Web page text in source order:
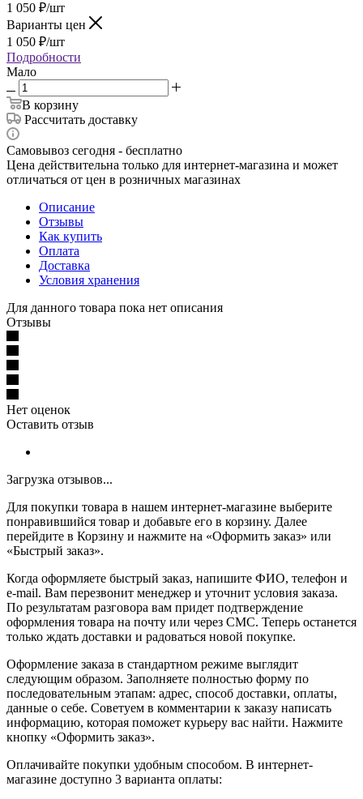
1 050 ₽/шт
Варианты цен
1 050 ₽/шт
Подробности
Мало
В корзину
Рассчитать доставку
Самовывоз сегодня - бесплатно
Цена действительна только для интернет-магазина и может
отличаться от цен в розничных магазинах
Описание
Отзывы
Как купить
Оплата
Доставка
Условия хранения
Для данного товара пока нет описания
Отзывы
Нет оценок
Оставить отзыв
Загрузка отзывов...
Для покупки товара в нашем интернет-магазине выберите
понравившийся товар и добавьте его в корзину. Далее
перейдите в Корзину и нажмите на «Оформить заказ» или
«Быстрый заказ».
Когда оформляете быстрый заказ, напишите ФИО, телефон и
e-mail. Вам перезвонит менеджер и уточнит условия заказа.
По результатам разговора вам придет подтверждение
оформления товара на почту или через СМС. Теперь останется
только ждать доставки и радоваться новой покупке.
Оформление заказа в стандартном режиме выглядит
следующим образом. Заполняете полностью форму по
последовательным этапам: адрес, способ доставки, оплаты,
данные о себе. Советуем в комментарии к заказу написать
информацию, которая поможет курьеру вас найти. Нажмите
кнопку «Оформить заказ».
Оплачивайте покупки удобным способом. В интернет-
магазине доступно 3 варианта оплаты: